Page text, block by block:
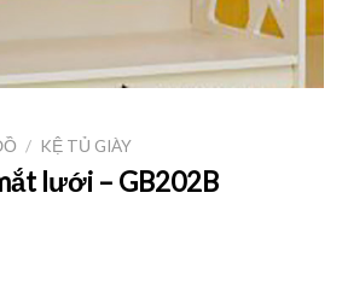
/ KỆ TỦ GIÀY
lưới – GB202B